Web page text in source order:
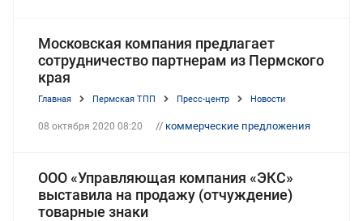
Московская компания предлагает
сотрудничество партнерам из Пермского
края
Главная Пермская ТПП Пресс-центр Новости
08 октября 2020 08:20 // коммерческие предложения
ООО «Управляющая компания «ЭКС»
выставила на продажу (отчуждение)
товарные знаки